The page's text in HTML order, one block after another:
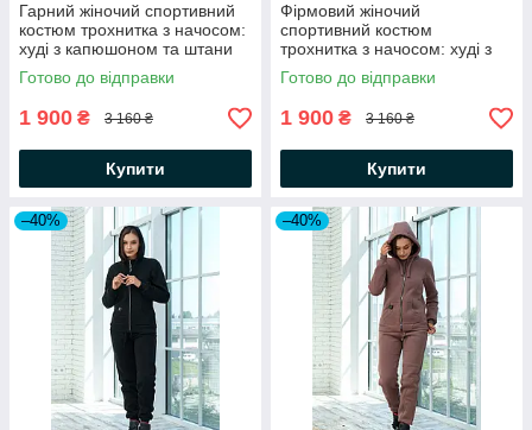
Гарний жіночий спортивний
костюм трохнитка з начосом:
худі з капюшоном та штани
Готово до відправки
1 900 ₴ 3 160 ₴
Купити
Фірмовий жіночий
спортивний костюм
трохнитка з начосом: худі з
капюшоном та штани
Готово до відправки
1 900 ₴ 3 160 ₴
Купити
–40% –40%